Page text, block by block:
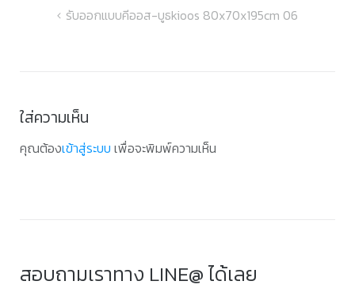
แนะแนวรับออกแบบคีออส-บูธkioos 80x70x195cm 06
ใส่ความเห็น
คุณต้องเข้าสู่ระบบ เพื่อจะพิมพ์ความเห็น
สอบถามเราทาง LINE@ ได้เลย